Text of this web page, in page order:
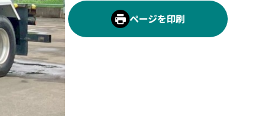
ページを印刷